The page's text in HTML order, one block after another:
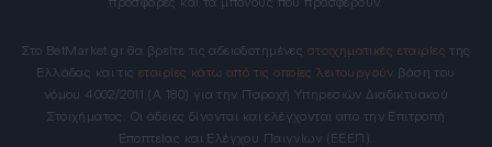
Στο BetMarket.gr θα βρείτε τις αδειοδοτημένες στοιχηματικές εταιρίες της
Ελλάδας και τιςεταιρίες κάτω από τις οποίες λειτουργούν βάση του
νόμου 4002/2011 (Α 180) για την Παροχή Υπηρεσιών Διαδικτυακού
Στοιχήματος. Οι άδειες δίνονται και ελέγχονται απο την Επιτροπή
Εποπτείας και Ελέγχου Παιγνίων (ΕΕΕΠ).